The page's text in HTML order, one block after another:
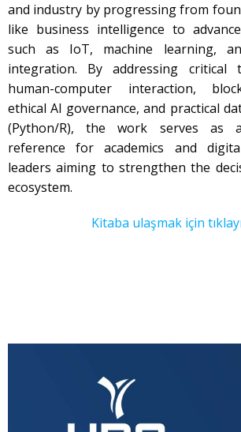
and industry by progressing from
like business intelligence to
such as IoT, machine learning,
integration. By addressing critical
human-computer interaction,
ethical AI governance, and practical
(Python/R), the work serves as a
reference for academics and
leaders aiming to strengthen the
ecosystem.
Kitaba ulaşmak için